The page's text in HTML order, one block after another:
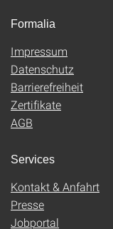
Formalia
Impressum
Datenschutz
Barrierefreiheit
Zertifikate
AGB
Services
Kontakt & Anfahrt
Presse
Jobportal